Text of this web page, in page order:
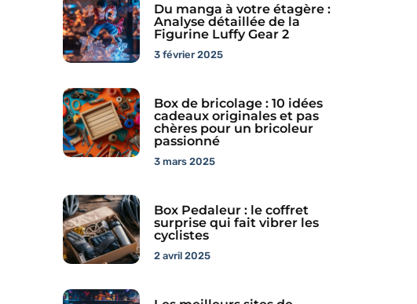
Du manga à votre étagère :
Analyse détaillée de la
Figurine Luffy Gear 2
3 février 2025
Box de bricolage : 10 idées
cadeaux originales et pas
chères pour un bricoleur
passionné
3 mars 2025
Box Pedaleur : le coffret
surprise qui fait vibrer les
cyclistes
2 avril 2025